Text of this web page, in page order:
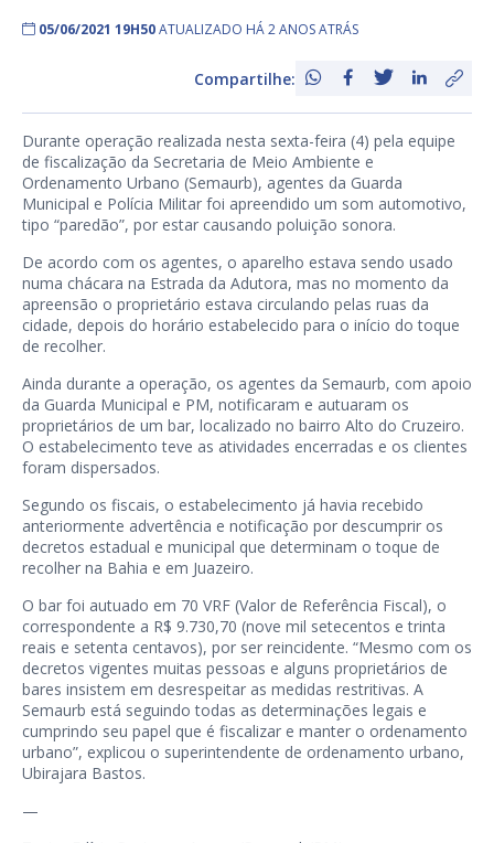
05/06/2021 19H50ATUALIZADO HÁ 2 ANOS ATRÁS
Compartilhe:
Durante operação realizada nesta sexta-feira (4) pela equipe
de fiscalização da Secretaria de Meio Ambiente e
Ordenamento Urbano (Semaurb), agentes da Guarda
Municipal e Polícia Militar foi apreendido um som automotivo,
tipo “paredão”, por estar causando poluição sonora.
De acordo com os agentes, o aparelho estava sendo usado
numa chácara na Estrada da Adutora, mas no momento da
apreensão o proprietário estava circulando pelas ruas da
cidade, depois do horário estabelecido para o início do toque
de recolher.
Ainda durante a operação, os agentes da Semaurb, com apoio
da Guarda Municipal e PM, notificaram e autuaram os
proprietários de um bar, localizado no bairro Alto do Cruzeiro.
O estabelecimento teve as atividades encerradas e os clientes
foram dispersados.
Segundo os fiscais, o estabelecimento já havia recebido
anteriormente advertência e notificação por descumprir os
decretos estadual e municipal que determinam o toque de
recolher na Bahia e em Juazeiro.
O bar foi autuado em 70 VRF (Valor de Referência Fiscal), o
correspondente a R$ 9.730,70 (nove mil setecentos e trinta
reais e setenta centavos), por ser reincidente. “Mesmo com os
decretos vigentes muitas pessoas e alguns proprietários de
bares insistem em desrespeitar as medidas restritivas. A
Semaurb está seguindo todas as determinações legais e
cumprindo seu papel que é fiscalizar e manter o ordenamento
urbano”, explicou o superintendente de ordenamento urbano,
Ubirajara Bastos.
—